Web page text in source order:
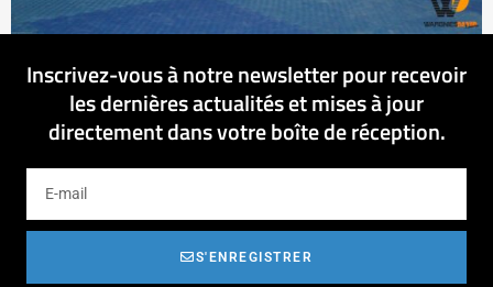
Inscrivez-vous à notre newsletter pour recevoir
les dernières actualités et mises à jour
directement dans votre boîte de réception.
S'ENREGISTRER